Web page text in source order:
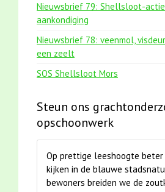
Nieuwsbrief 79: Shellsloot-actie
aankondiging
Nieuwsbrief 78: veenmol,
een zeelt
SOS Shellsloot Mors
Steun ons
opschoonwerk
Op prettige leeshoogte beter
kijken in de blauwe
bewoners breiden we de